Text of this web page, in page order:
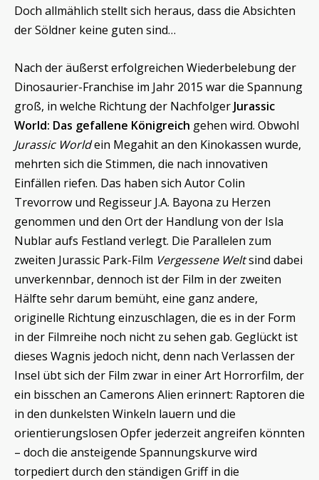
Doch allmählich stellt sich heraus, dass die Absichten
der Söldner keine guten sind…
Nach der äußerst erfolgreichen Wiederbelebung der
Dinosaurier-Franchise im Jahr 2015 war die Spannung
groß, in welche Richtung der Nachfolger Jurassic
World: Das gefallene Königreich gehen wird. Obwohl
Jurassic Worldein Megahit an den Kinokassen wurde,
mehrten sich die Stimmen, die nach innovativen
Einfällen riefen. Das haben sich Autor Colin
Trevorrow und Regisseur J.A. Bayona zu Herzen
genommen und den Ort der Handlung von der Isla
Nublar aufs Festland verlegt. Die Parallelen zum
zweiten Jurassic Park-Film Vergessene Weltsind dabei
unverkennbar, dennoch ist der Film in der zweiten
Hälfte sehr darum bemüht, eine ganz andere,
originelle Richtung einzuschlagen, die es in der Form
in der Filmreihe noch nicht zu sehen gab. Geglückt ist
dieses Wagnis jedoch nicht, denn nach Verlassen der
Insel übt sich der Film zwar in einer Art Horrorfilm, der
ein bisschen an Camerons Alien erinnert: Raptoren die
in den dunkelsten Winkeln lauern und die
orientierungslosen Opfer jederzeit angreifen könnten
– doch die ansteigende Spannungskurve wird
torpediert durch den ständigen Griff in die